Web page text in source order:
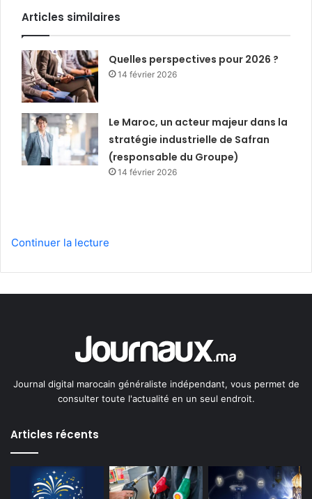
Articles similaires
Quelles perspectives pour 2026 ?
14 février 2026
Le Maroc, un acteur majeur dans la
stratégie industrielle de Safran
(responsable du Groupe)
14 février 2026
Continuer la lecture
Journal digital marocain généraliste indépendant, vous permet de
consulter toute l'actualité en un seul endroit.
Articles récents